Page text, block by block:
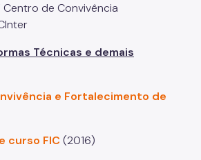
de Convivência
Técnicas e demais
e Fortalecimento de
curso FIC (2016)